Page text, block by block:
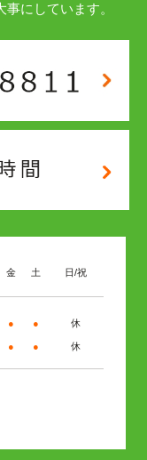
にしています。
金 土 日/祝
● ● 休
● ● 休